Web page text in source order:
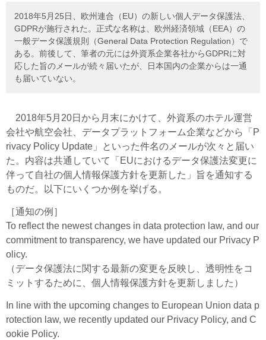
2018年5月25日、欧州連合（EU）の新しい個人データ保護法、
GDPRが施行された。正式な名称は、欧州経済領域（EEA）の
一般データ保護規則（General Data Protection Regulation）で
ある。前後して、筆者の元には外資系企業各社からGDPRに対
応した旨のメールが続々届いたが、日本国内の企業からは一通
も届いていない。
2018年5月20日から月末にかけて、外資系のホテル運営
会社や航空会社、データプラットフォーム企業などから「P
rivacy Policy Update」といった件名のメールが次々と届い
た。内容は共通していて「EUにおけるデータ保護法変更に
伴って自社の個人情報保護方針を更新した」旨を通知する
ものだ。以下にいくつか例を挙げる。
［通知の例］
To reflect the newest changes in data protection law, and our
commitment to transparency, we have updated our Privacy P
olicy.
（データ保護法に関する最新の変更を反映し、透明性をコ
ミットするために、個人情報保護方針を更新しました）
In line with the upcoming changes to European Union data p
rotection law, we recently updated our Privacy Policy, and C
ookie Policy.